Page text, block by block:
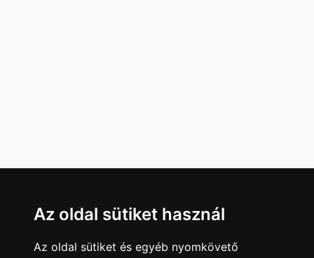
Az oldal sütiket használ
Az oldal sütiket és egyéb nyomkövető